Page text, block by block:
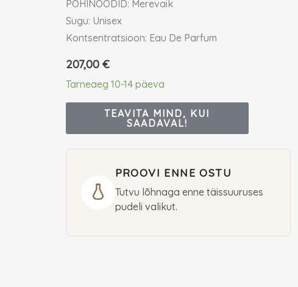
PÕHINOODID: Merevaik
Sugu: Unisex
Kontsentratsioon: Eau De Parfum
207,00 €
Tarneaeg 10-14 päeva
TEAVITA MIND, KUI
SAADAVAL!
PROOVI ENNE OSTU
Tutvu lõhnaga enne täissuuruses
pudeli valikut.